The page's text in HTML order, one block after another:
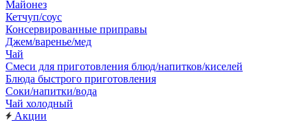
Майонез
Кетчуп/соус
Консервированные приправы
Джем/варенье/мед
Чай
Смеси для приготовления блюд/напитков/киселей
Блюда быстрого приготовления
Соки/напитки/вода
Чай холодный
Акции